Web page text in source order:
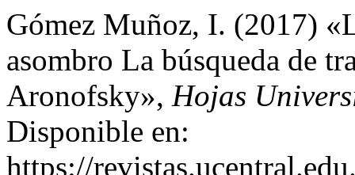
Gómez Muñoz, I. (2017)
asombro La búsqueda de
Aronofsky», Hojas
Disponible en:
https://